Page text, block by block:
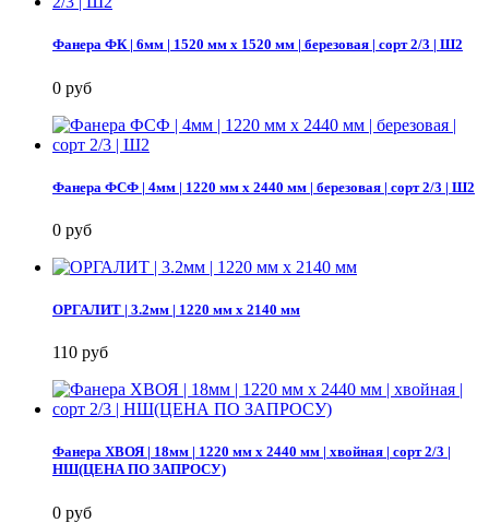
Фанера ФК | 6мм | 1520 мм х 1520 мм | березовая | сорт 2/3 | Ш2
0 руб
Фанера ФСФ | 4мм | 1220 мм х 2440 мм | березовая | сорт 2/3 | Ш2
0 руб
ОРГАЛИТ | 3.2мм | 1220 мм х 2140 мм
110 руб
Фанера ХВОЯ | 18мм | 1220 мм х 2440 мм | хвойная | сорт 2/3 |
НШ(ЦЕНА ПО ЗАПРОСУ)
0 руб